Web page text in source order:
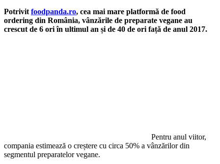
Potrivit foodpanda.ro, cea mai mare platformă de food
ordering din România, vânzările de preparate vegane au
crescut de 6 ori în ultimul an și de 40 de ori față de anul 2017.
Pentru anul viitor,
compania estimează o creștere cu circa 50% a vânzărilor din
segmentul preparatelor vegane.